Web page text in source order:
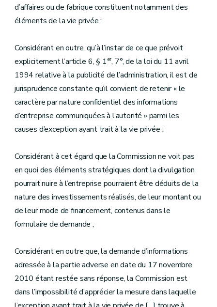
d’affaires ou de fabrique constituent notamment des
éléments de la vie privée ;
Considérant en outre, qu’à l’instar de ce que prévoit
explicitement l’article 6, § 1er, 7°, de la loi du 11 avril
1994 relative à la publicité de l’administration, il est de
jurisprudence constante qu’il convient de retenir « le
caractère par nature confidentiel des informations
d’entreprise communiquées à l’autorité » parmi les
causes d’exception ayant trait à la vie privée ;
Considérant à cet égard que la Commission ne voit pas
en quoi des éléments stratégiques dont la divulgation
pourrait nuire à l’entreprise pourraient être déduits de la
nature des investissements réalisés, de leur montant ou
de leur mode de financement, contenus dans le
formulaire de demande ;
Considérant en outre que, la demande d’informations
adressée à la partie adverse en date du 17 novembre
2010 étant restée sans réponse, la Commission est
dans l’impossibilité d’apprécier la mesure dans laquelle